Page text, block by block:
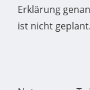
Erklärung
ist nicht geplant.